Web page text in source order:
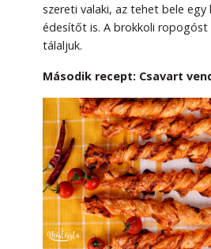
szereti valaki, az tehet bele egy
édesítőt is. A brokkoli
tálaljuk.
Második recept: Csavart